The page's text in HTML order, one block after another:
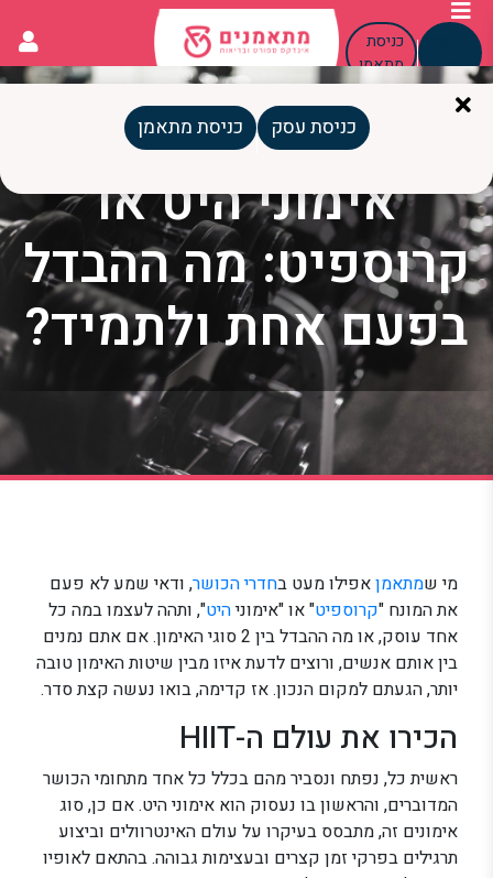
עסק
כניסת
מתאמן
כניסת עסק כניסת מתאמן
אימוני היט או
קרוספיט: מה ההבדל
בפעם אחת ולתמיד?
מי שמתאמןאפילו מעט בחדרי הכושר, ודאי שמע לא פעם
את המונח "קרוספיט" או "אימוניהיט", ותהה לעצמו במה כל
אחד עוסק, או מה ההבדל בין 2 סוגי האימון. אם אתם נמנים
בין אותם אנשים, ורוצים לדעת איזו מבין שיטות האימון טובה
יותר, הגעתם למקום הנכון. אז קדימה, בואו נעשה קצת סדר.
הכירו את עולם ה-HIIT
ראשית כל, נפתח ונסביר מהם בכלל כל אחד מתחומי הכושר
המדוברים, והראשון בו נעסוק הוא אימוני היט. אם כן, סוג
אימונים זה, מתבסס בעיקרו על עולם האינטרוולים וביצוע
תרגילים בפרקי זמן קצרים ובעצימות גבוהה. בהתאם לאופיו